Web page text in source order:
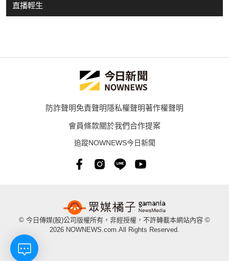
直播輕生
防詐聲明免責聲明隱私權聲明著作權聲明
會員條款關於我們合作提案
追蹤NOWNEWS今日新聞
© 今日傳媒(股)公司版權所有，非經授權，不許轉載本網站內容 ©
2026 NOWNEWS.com.All Rights Reserved.